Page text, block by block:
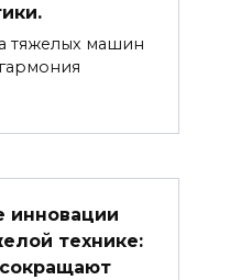
тяжелых машин
инновации
технике: